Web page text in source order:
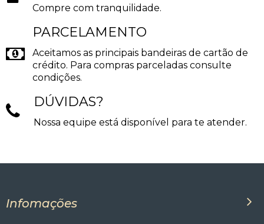
Compre com tranquilidade.
PARCELAMENTO
Aceitamos as principais bandeiras de cartão de
crédito. Para compras parceladas consulte
condições.
DÚVIDAS?
Nossa equipe está disponível para te atender.
Infomações